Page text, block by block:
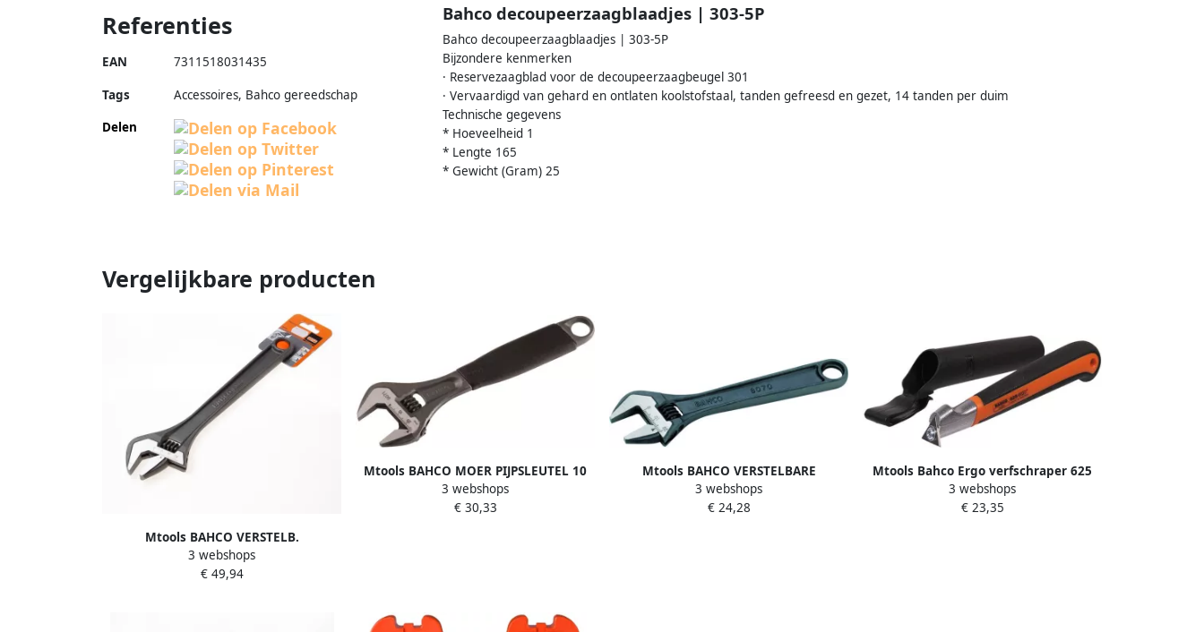
Bahco decoupeerzaagblaadjes | 303-5P
Bahco decoupeerzaagblaadjes | 303-5P
Bijzondere kenmerken
· Reservezaagblad voor de decoupeerzaagbeugel 301
· Vervaardigd van gehard en ontlaten koolstofstaal, tanden gefreesd en gezet, 14 tanden per duim
Technische gegevens
* Hoeveelheid 1
* Lengte 165
* Gewicht (Gram) 25
Referenties
EAN 7311518031435
Tags
Accessoires, Bahco gereedschap
Delen
Vergelijkbare producten
Mtools BAHCO VERSTELB.
MOERSLEUTEL 18 DUIM |
3 webshops
€ 49,94
Mtools BAHCO MOER PIJPSLEUTEL 10
DUIM ERGO |
3 webshops
€ 30,33
Mtools BAHCO VERSTELBARE
MOERSLEUTEL 8 DUIM |
3 webshops
€ 24,28
Mtools Bahco Ergo verfschraper 625
precisie driekant 25 mm |
3 webshops
€ 23,35